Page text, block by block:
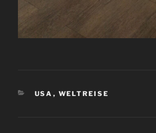
CATEGORIES
USA , WELTREISE